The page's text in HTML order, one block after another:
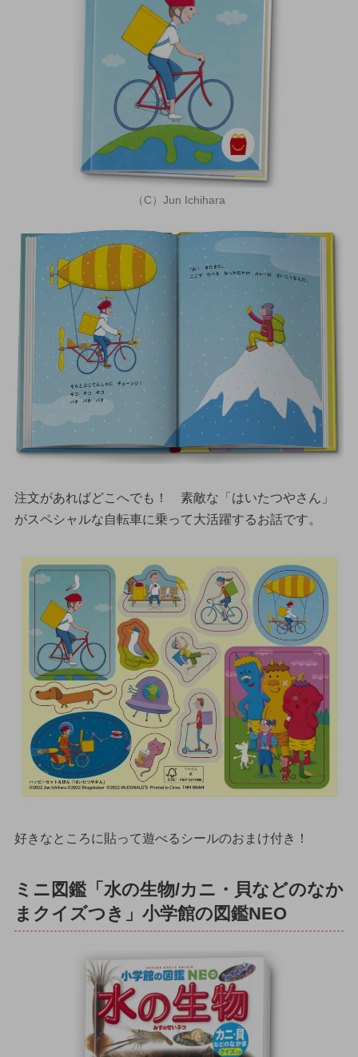
（C）Jun Ichihara
注文があればどこへでも！ 素敵な「はいたつやさん」
がスペシャルな自転車に乗って大活躍するお話です。
好きなところに貼って遊べるシールのおまけ付き！
ミニ図鑑「水の生物/カニ・貝などのなか
まクイズつき」小学館の図鑑NEO